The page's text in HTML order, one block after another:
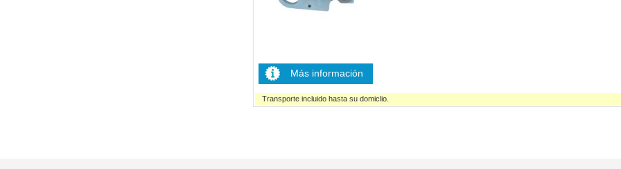
Más información
Transporte incluido hasta su domiclio.